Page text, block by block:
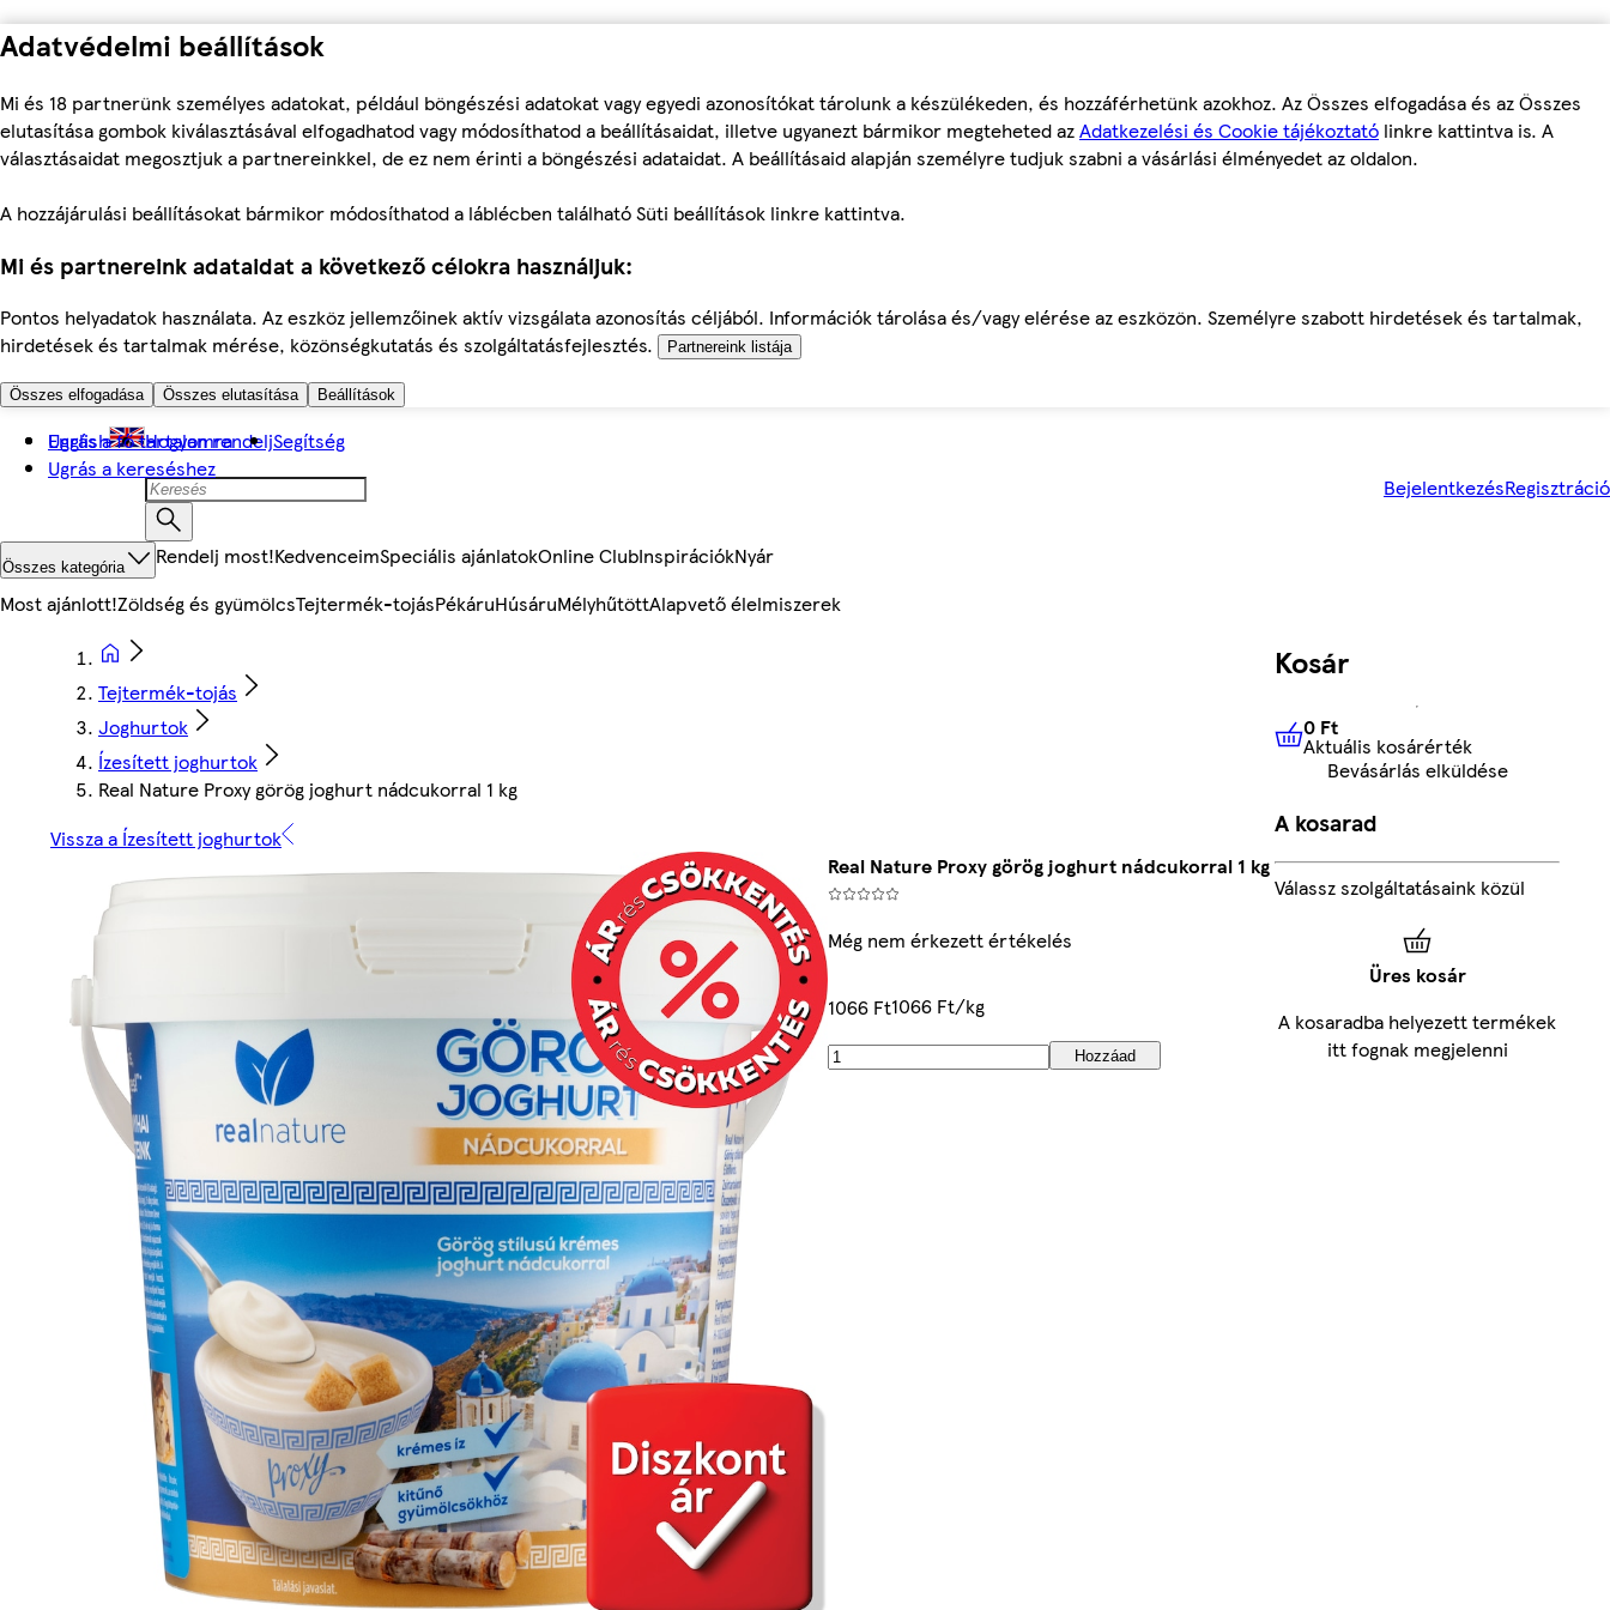
Adatvédelmi beállítások
Mi és 18 partnerünk személyes adatokat, például böngészési adatokat vagy egyedi azonosítókat tárolunk a készülékeden, és hozzáférhetünk azokhoz. Az Összes elfogadása és az Összes
elutasítása gombok kiválasztásával elfogadhatod vagy módosíthatod a beállításaidat, illetve ugyanezt bármikor megteheted azAdatkezelési és Cookie tájékoztató linkre kattintva is. A
választásaidat megosztjuk a partnereinkkel, de ez nem érinti a böngészési adataidat. A beállításaid alapján személyre tudjuk szabni a vásárlási élményedet az oldalon.
A hozzájárulási beállításokat bármikor módosíthatod a láblécben található Süti beállítások linkre kattintva.
Mi és partnereink adataidat a következő célokra használjuk:
Pontos helyadatok használata. Az eszköz jellemzőinek aktív vizsgálata azonosítás céljából. Információk tárolása és/vagy elérése az eszközön. Személyre szabott hirdetések és tartalmak,
hirdetések és tartalmak mérése, közönségkutatás és szolgáltatásfejlesztés.
Partnereink listája
Összes elfogadása Összes elutasítása Beállítások
Ugrás a fő tartalomra
Ugrás a kereséshez
English Hogyan rendeljSegítség
BejelentkezésRegisztráció
Összes kategória Rendelj most!KedvenceimSpeciális ajánlatokOnline ClubInspirációkNyár
Most ajánlott!Zöldség és gyümölcsTejtermék-tojásPékáruHúsáruMélyhűtöttAlapvető élelmiszerek
Tejtermék-tojás
Joghurtok
Ízesített joghurtok
Real Nature Proxy görög joghurt nádcukorral 1 kg
Vissza a Ízesített joghurtok
Real Nature Proxy görög joghurt nádcukorral 1 kg
Még nem érkezett értékelés
1066 Ft1066 Ft/kg
Hozzáad
Kosár
0 FtAktuális kosárérték
0 Ft
Aktuális kosárérték
Bevásárlás elküldése
A kosarad
Válassz szolgáltatásaink közül
Üres kosár
A kosaradba helyezett termékek
itt fognak megjelenni